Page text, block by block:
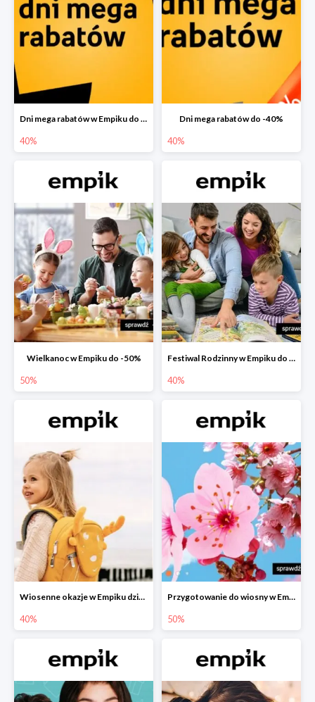
Dni mega rabatów w Empiku do -40%
40%
Dni mega rabatów do -40%
40%
Wielkanoc w Empiku do -50%
50%
Festiwal Rodzinny w Empiku do -40%
40%
Wiosenne okazje w Empiku dziecko w podróży do -40%
40%
Przygotowanie do wiosny w Empiku - setki produktów do -50%
50%